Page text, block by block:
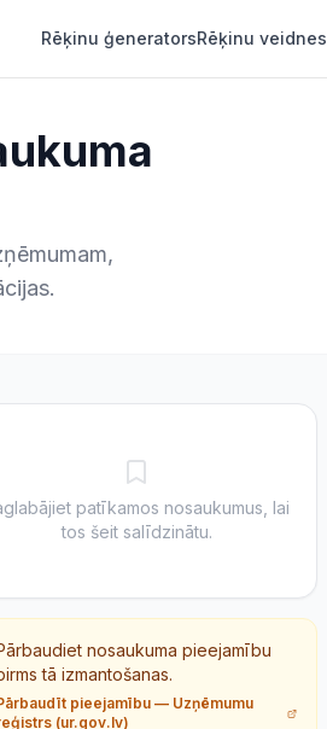
Rēķinu ģeneratorsRēķinu veidnes
patīkamos nosaukumus, lai
tos šeit salīdzinātu.
nosaukuma pieejamību
tā izmantošanas.
pieejamību — Uzņēmumu
(ur.gov.lv)